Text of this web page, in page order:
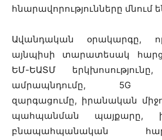
հնարավորությունները
Ավանդական օրակարգը,
այնպիսի տարատեսակ
ԵՄ-ԵԱՏՄ
ամրապնդումը, 5G
զարգացումը, իրանական
պահպանման պայքարը,
բնապահպանական